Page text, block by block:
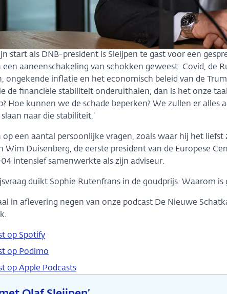
start als DNB-president is Sleijpen te gast voor een
aaneenschakeling van schokken geweest: Covid, de
ongekende inflatie en het economisch beleid van de
de financiële stabiliteit onderuithalen, dan is het onze
Hoe kunnen we de schade beperken? We zullen er alles
naar die stabiliteit.’
op een aantal persoonlijke vragen, zoals waar hij het
Wim Duisenberg, de eerste president van de Europese
intensief samenwerkte als zijn adviseur.
duikt Sophie Rutenfrans in de goudprijs. Waarom is
in aflevering negen van onze podcast De Nieuwe
op Spotify
op Podimo
op Apple Podcasts